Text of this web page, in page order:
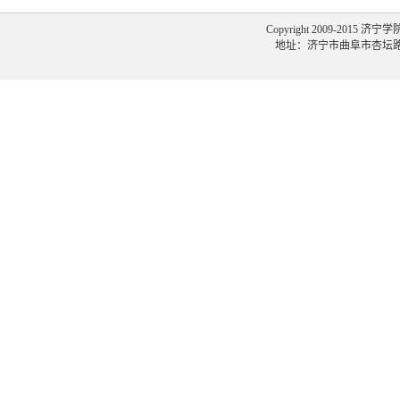
Copyright 2009-2015 济宁学
地址：济宁市曲阜市杏坛